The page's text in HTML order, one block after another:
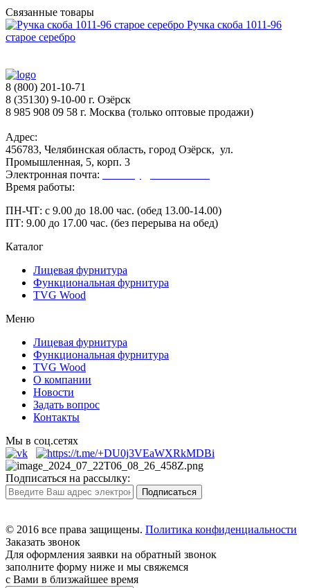
Связанные товары
Ручка скоба 1011-96
старое серебро
8 (800) 201-10-71
8 (35130) 9-10-00 г. Озёрск
8 985 908 09 58 г. Москва (только оптовые продажи)
Адрес:
456783, Челябинская область, город Озёрск, ул.
Промышленная, 5, корп. 3
Электронная почта:
Время работы:
ПН-ЧТ: с 9.00 до 18.00 час. (обед 13.00-14.00)
ПТ: 9.00 до 17.00 час. (без перерыва на обед)
Каталог
Лицевая фурнитура
Функциональная фурнитура
TVG Wood
Меню
Лицевая фурнитура
Функциональная фурнитура
TVG Wood
О компании
Новости
Задать вопрос
Контакты
Мы в соц.сетях
Подписаться на рассылку:
© 2016 все права защищены. Политика конфиденциальности
Заказать звонок
Для оформления заявки на обратный звонок
заполните форму ниже и мы свяжемся
с Вами в близжайшее время